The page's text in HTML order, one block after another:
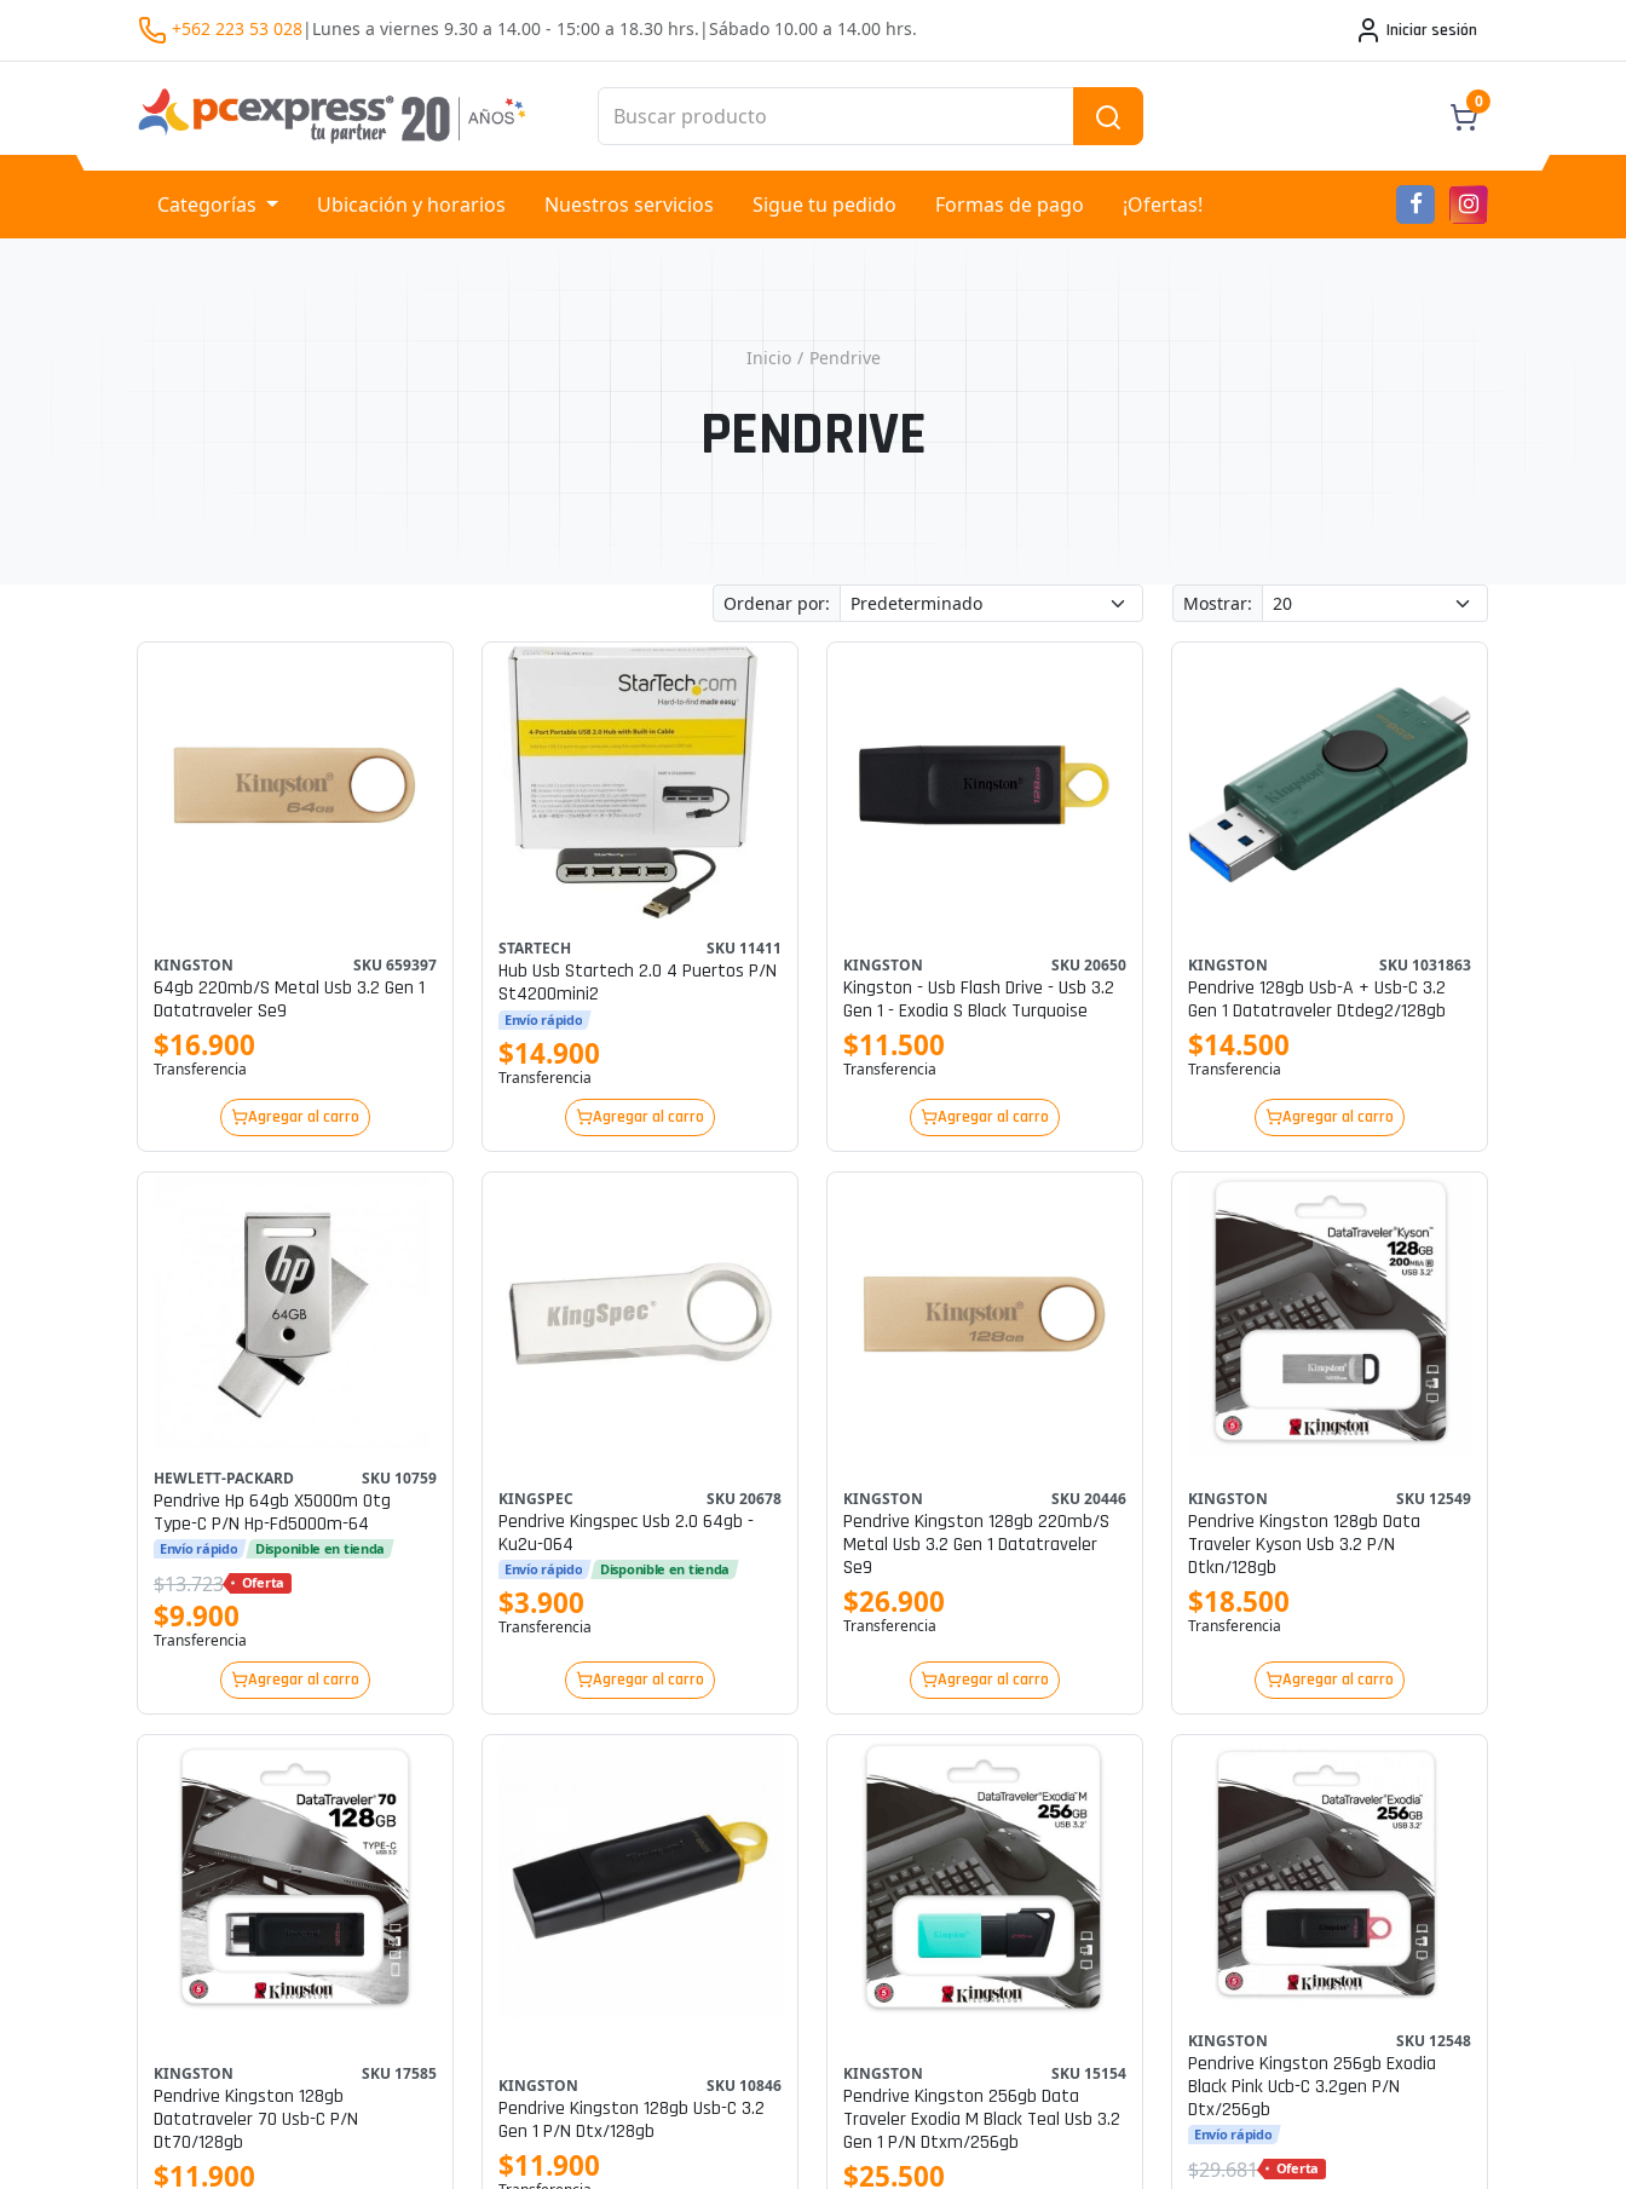
+562 223 53 028| Lunes a viernes 9.30 a 14.00 - 15:00 a 18.30 hrs. |Sábado 10.00 a 14.00 hrs. Iniciar sesión
0
Categorías Ubicación y horarios Nuestros servicios Sigue tu pedido Formas de pago ¡Ofertas!
Inicio Pendrive
PENDRIVE
Ordenar por: Mostrar:
KINGSTON SKU 659397
64gb 220mb/s Metal Usb 3.2 Gen 1
Datatraveler Se9
$16.900
Transferencia
Agregar al carro
STARTECH SKU 11411
Hub Usb Startech 2.0 4 Puertos P/n
St4200mini2
Envío rápido
$14.900
Transferencia
Agregar al carro
KINGSTON SKU 20650
Kingston - Usb Flash Drive - Usb 3.2
Gen 1 - Exodia S Black Turquoise
$11.500
Transferencia
Agregar al carro
KINGSTON SKU 1031863
Pendrive 128gb Usb-A + Usb-C 3.2
Gen 1 Datatraveler Dtdeg2/128gb
$14.500
Transferencia
Agregar al carro
HEWLETT-PACKARD SKU 10759
Pendrive Hp 64gb X5000m Otg
Type-C P/n Hp-Fd5000m-64
Envío rápido Disponible en tienda
$13.723 Oferta
$9.900
Transferencia
Agregar al carro
KINGSPEC SKU 20678
Pendrive Kingspec Usb 2.0 64gb -
Ku2u-064
Envío rápido Disponible en tienda
$3.900
Transferencia
Agregar al carro
KINGSTON SKU 20446
Pendrive Kingston 128gb 220mb/s
Metal Usb 3.2 Gen 1 Datatraveler
Se9
$26.900
Transferencia
Agregar al carro
KINGSTON SKU 12549
Pendrive Kingston 128gb Data
Traveler Kyson Usb 3.2 P/n
Dtkn/128gb
$18.500
Transferencia
Agregar al carro
KINGSTON SKU 17585
Pendrive Kingston 128gb
Datatraveler 70 Usb-C P/n
Dt70/128gb
$11.900
KINGSTON SKU 10846
Pendrive Kingston 128gb Usb-C 3.2
Gen 1 P/n Dtx/128gb
$11.900
KINGSTON SKU 15154
Pendrive Kingston 256gb Data
Traveler Exodia M Black Teal Usb 3.2
Gen 1 P/n Dtxm/256gb
$25.500
KINGSTON SKU 12548
Pendrive Kingston 256gb Exodia
Black Pink Ucb-C 3.2gen P/n
Dtx/256gb
Envío rápido
$29.681 Oferta